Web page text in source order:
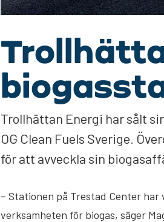
Trollhättan Energi har sålt
OG Clean Fuels Sverige.
för att avveckla sin
– Stationen på Trestad Center
verksamheten för biogas, säger